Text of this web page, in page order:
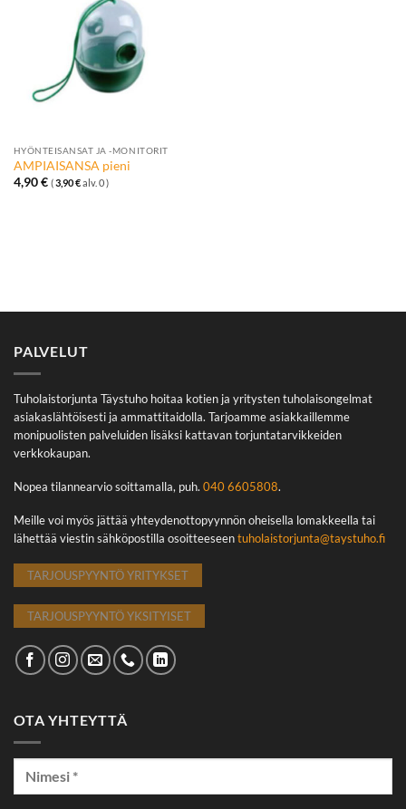
toivelistalle
HYÖNTEISANSAT JA -MONITORIT
AMPIAISANSA pieni
4,90€ (3,90€alv. 0 )
PALVELUT
Tuholaistorjunta Täystuho hoitaa kotien ja yritysten tuholaisongelmat
asiakaslähtöisesti ja ammattitaidolla. Tarjoamme asiakkaillemme
monipuolisten palveluiden lisäksi kattavan torjuntatarvikkeiden
verkkokaupan.
Nopea tilannearvio soittamalla, puh. 040 6605808.
Meille voi myös jättää yhteydenottopyynnön oheisella lomakkeella tai
lähettää viestin sähköpostilla osoitteeseentuholaistorjunta@taystuho.fi
TARJOUSPYYNTÖ YRITYKSET
TARJOUSPYYNTÖ YKSITYISET
OTA YHTEYTTÄ